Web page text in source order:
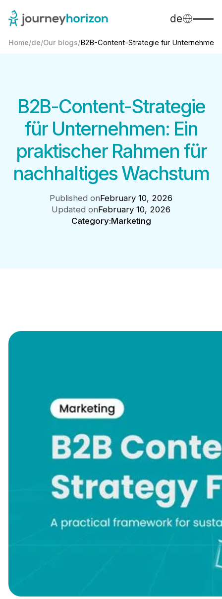
de
Home/de/Our blogs/B2B-Content-Strategie für Unternehmen:
B2B-Content-Strategie
für Unternehmen: Ein
praktischer Rahmen für
nachhaltiges Wachstum
Published onFebruary 10, 2026
Updated onFebruary 10, 2026
Category:Marketing